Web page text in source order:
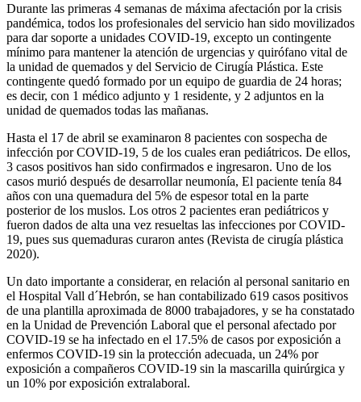
Durante las primeras 4 semanas de máxima afectación por la crisis
pandémica, todos los profesionales del servi­cio han sido movilizados
para dar soporte a unidades COVID-19, excepto un contingente
mínimo para mante­ner la atención de urgencias y quirófano vital de
la uni­dad de quemados y del Servicio de Cirugía Plástica. Este
contingente quedó formado por un equipo de guardia de 24 horas;
es decir, con 1 médico adjunto y 1 residente, y 2 adjuntos en la
unidad de quemados todas las mañanas.
Hasta el 17 de abril se examinaron 8 pacientes con sospecha de
infección por COVID-19, 5 de los cuales eran pediátricos. De ellos,
3 casos positivos han sido confirmados e ingresaron. Uno de los
casos murió después de desarrollar neumonía, El paciente tenía 84
años con una quemadura del 5% de es­pesor total en la parte
posterior de los muslos. Los otros 2 pacientes eran pediátricos y
fueron dados de alta una vez resueltas las infecciones por COVID-
19, pues sus que­maduras curaron antes (Revista de cirugía plástica
2020).
Un dato importante a considerar, en relación al personal sanitario en
el Hospital Vall d´Hebrón, se han contabi­lizado 619 casos positivos
de una plantilla aproximada de 8000 trabajadores, y se ha constatado
en la Unidad de Pre­vención Laboral que el personal afectado por
COVID-19 se ha infectado en el 17.5% de casos por exposición a
enfermos COVID-19 sin la protección adecuada, un 24% por
exposición a compañeros COVID-19 sin la mascarilla quirúrgica y
un 10% por exposición extralaboral.